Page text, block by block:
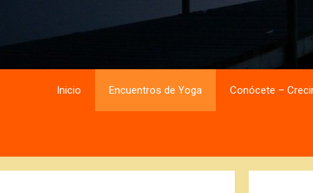
Inicio Encuentros de Yoga Conócete –